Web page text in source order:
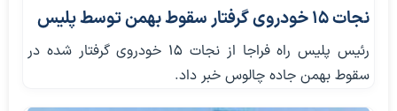
نجات ۱۵ خودروی گرفتار سقوط بهمن توسط پلیس
رئیس پلیس راه فراجا از نجات ۱۵ خودروی گرفتار شده در
سقوط بهمن جاده چالوس خبر داد.